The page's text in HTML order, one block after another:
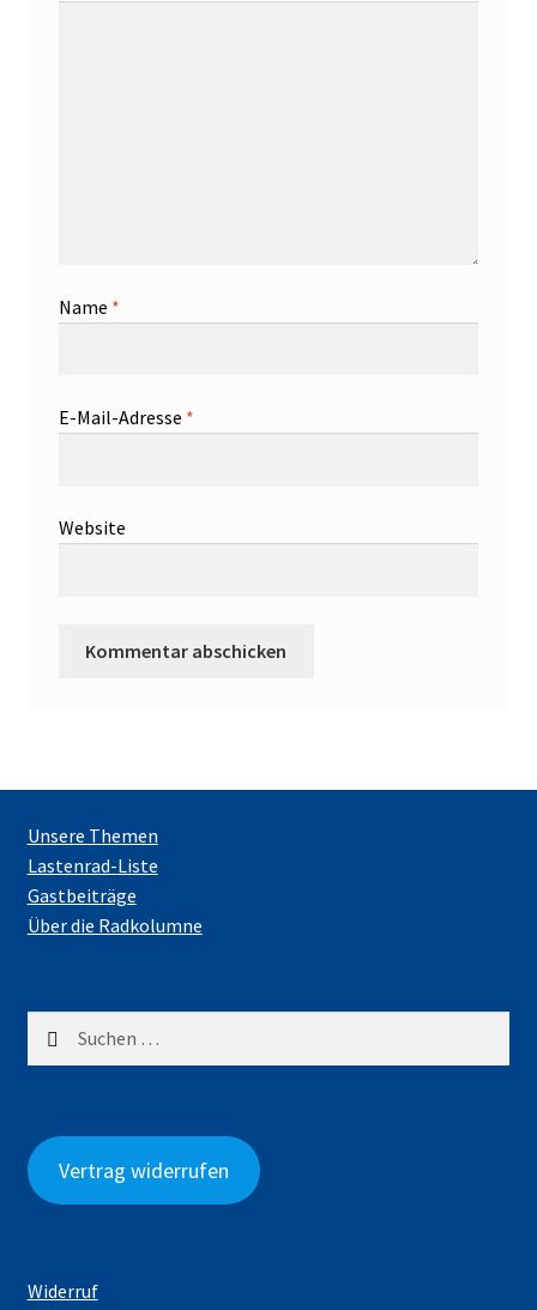
Name *
E-Mail-Adresse *
Website
Unsere Themen
Lastenrad-Liste
Gastbeiträge
Über die Radkolumne
Vertrag widerrufen
Widerruf